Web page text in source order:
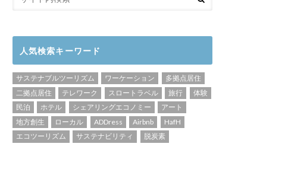
人気検索キーワード
サステナブルツーリズム ワーケーション
多拠点居住
二拠点居住
テレワーク スロートラベル 旅行
体験
民泊
ホテル シェアリングエコノミー
アート
地方創生
ローカル ADDress Airbnb
HafH
エコツーリズム
サステナビリティ 脱炭素